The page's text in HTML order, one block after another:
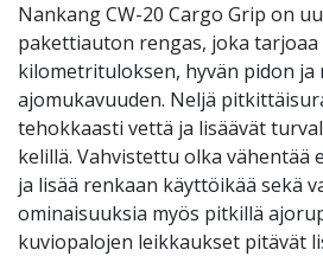
Nankang CW-20 Cargo Grip on
pakettiauton rengas, joka
kilometrituloksen, hyvän pidon ja
ajomukavuuden. Neljä
tehokkaasti vettä ja lisäävät
kelillä. Vahvistettu olka vähentää
ja lisää renkaan käyttöikää sekä
ominaisuuksia myös pitkillä
kuviopalojen leikkaukset pitävät